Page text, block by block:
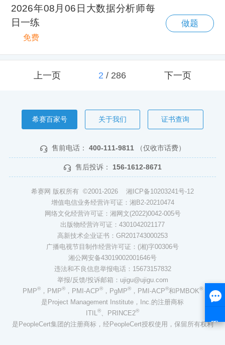
2026年08月06日大数据分析师每
日一练
免费
做题
上一页 2/ 286 下一页
希赛百家号 关于我们 证书查询
售前电话： 400-111-9811 （仅收市话费）
售后投诉： 156-1612-8671
希赛网 版权所有 ©2001-2026 湘ICP备10203241号-12
增值电信业务经营许可证：湘B2-20210474
网络文化经营许可证：湘网文(2022)0042-005号
出版物经营许可证：4301042021177
高新技术企业证书：GR201743000253
广播电视节目制作经营许可证：(湘)字00306号
湘公网安备43019002001646号
违法和不良信息举报电话：15673157832
举报/反馈/投诉邮箱：ujigu@ujigu.com
PMP®，PMP®，PMI-ACP®，PgMP®，PMI-ACP®和PMBOK®
是Project Management Institute，Inc.的注册商标
ITIL®、PRINCE2®
是PeopleCert集团的注册商标，经PeopleCert授权使用，保留所有权利